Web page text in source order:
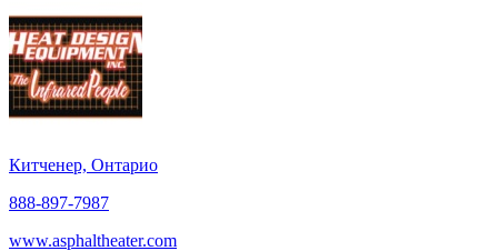
Китченер, Онтарио
888-897-7987
www.asphaltheater.com